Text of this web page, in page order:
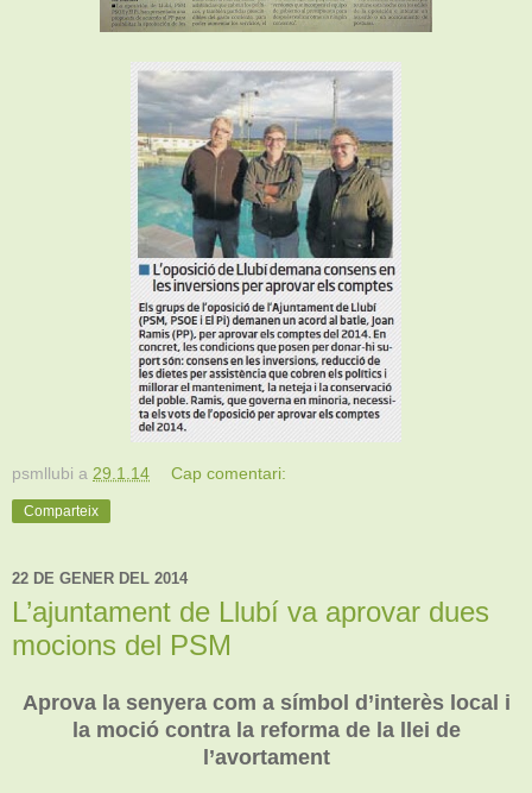
psmllubi a 29.1.14 Cap comentari:
Comparteix
22 DE GENER DEL 2014
L’ajuntament de Llubí va aprovar dues
mocions del PSM
Aprova la senyera com a símbol d’interès local i
la moció contra la reforma de la llei de
l’avortament